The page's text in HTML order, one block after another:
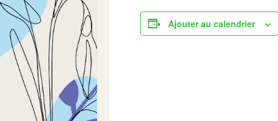
Ajouter au calendrier